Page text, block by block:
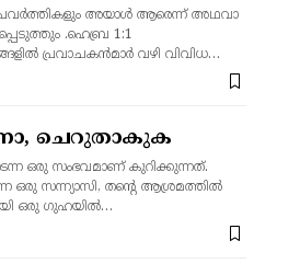
അയാൾ ആരെന്ന് അഥവാ
.ഹെബ്ര 1:1
പ്രവാചകന്‍മാര്‍ വഴി വിവിധ…
ചെറുതാകുക
ഒരു സംഭവമാണ് കുറിക്കുന്നത്.
ഒരു സന്ന്യാസി, തന്റെ ആശ്രമത്തിൽ
ഒരു ഗുഹയിൽ…